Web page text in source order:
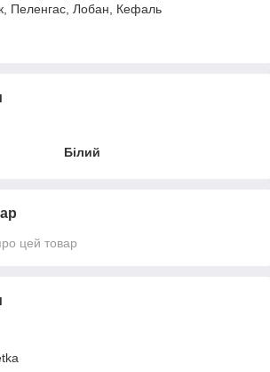
Пеленгас, Лобан, Кефаль
Білий
цей товар